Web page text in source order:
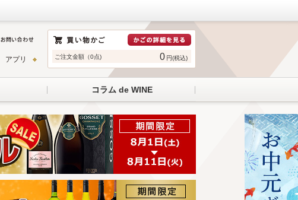
ご注文金額（0点) 0 円(税込)
アプリ
コラム de WINE